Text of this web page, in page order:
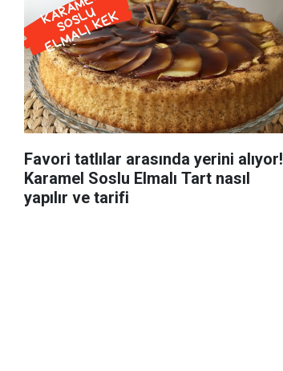
Favori tatlılar arasında yerini alıyor!
Karamel Soslu Elmalı Tart nasıl
yapılır ve tarifi